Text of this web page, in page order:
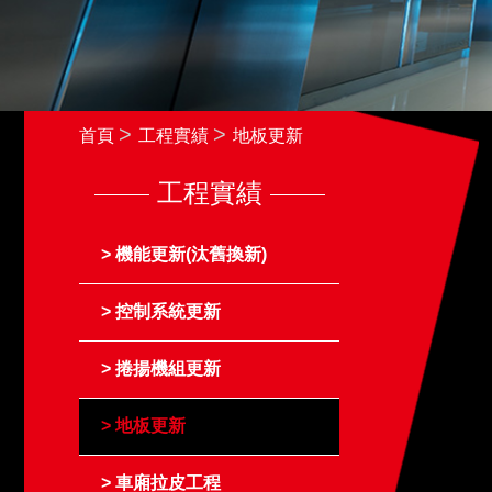
首頁 工程實績 地板更新
工程實績
機能更新(汰舊換新)
控制系統更新
捲揚機組更新
地板更新
車廂拉皮工程